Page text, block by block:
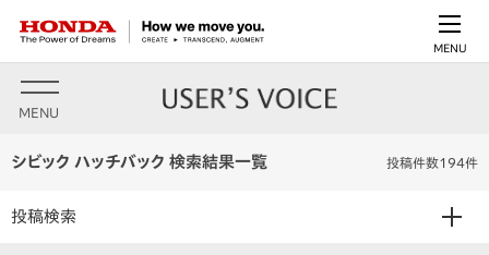
MENU
MENU
シビック ハッチバック 検索結果一覧 投稿件数194件
投稿検索